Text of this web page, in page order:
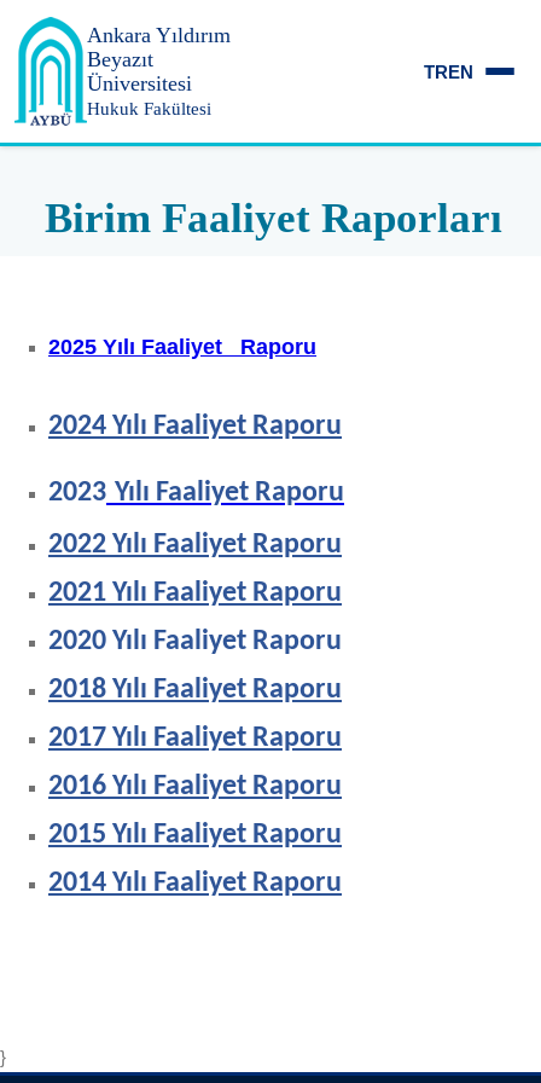
Ankara Yıldırım
Beyazıt
Üniversitesi
Hukuk Fakültesi
TREN
Birim Faaliyet Raporları
2025 Yılı Faaliyet Raporu
2024 Yılı Faaliyet Raporu
2023 Yılı Faaliyet Raporu
2022 Yılı Faaliyet Raporu
2021 Yılı Faaliyet Raporu
2020 Yılı Faaliyet Raporu
2018 Yılı Faaliyet Raporu
2017 Yılı Faaliyet Raporu
2016 Yılı Faaliyet Raporu
2015 Yılı Faaliyet Raporu
2014 Yılı Faaliyet Raporu
}